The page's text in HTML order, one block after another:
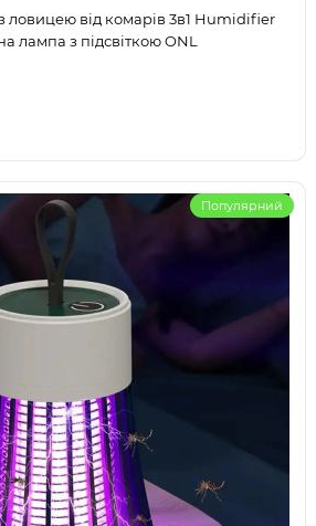
ловицею від комарів 3в1 Humidifier
лампа з підсвіткою ONL
Популярний